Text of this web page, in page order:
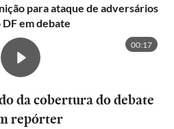
para ataque de adversários
em debate
00:17
da cobertura do debate
repórter